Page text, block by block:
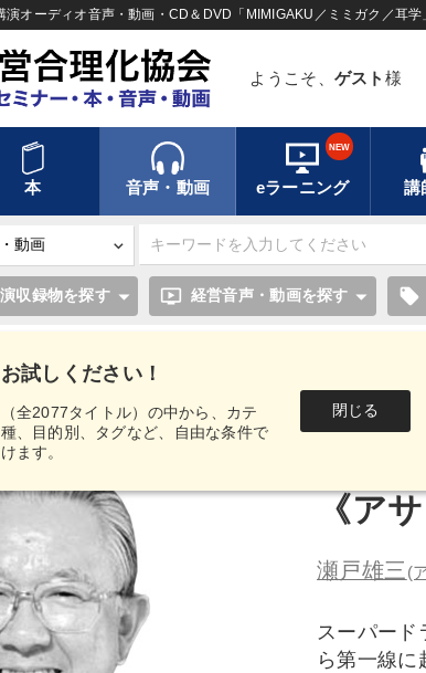
オーディオ音声・動画・CD＆DVD「MIMIGAKU／ミミガク／耳学
ようこそ、 ゲスト 様
本 音声・動画 eラーニング
NEW
講
試しください！
全2077タイトル）の中から、カテ
、目的別、タグなど、自由な条件で
ます。
閉じる
収録物を探す ondemand_video 経営音声・動画を探す local_offer
【MIMIGAKU／ミミガク／耳学】全国経営者セミナー講演CD・
音声・動画
社長自身
《ア
瀬戸雄三 (
スーパード
ら第一線